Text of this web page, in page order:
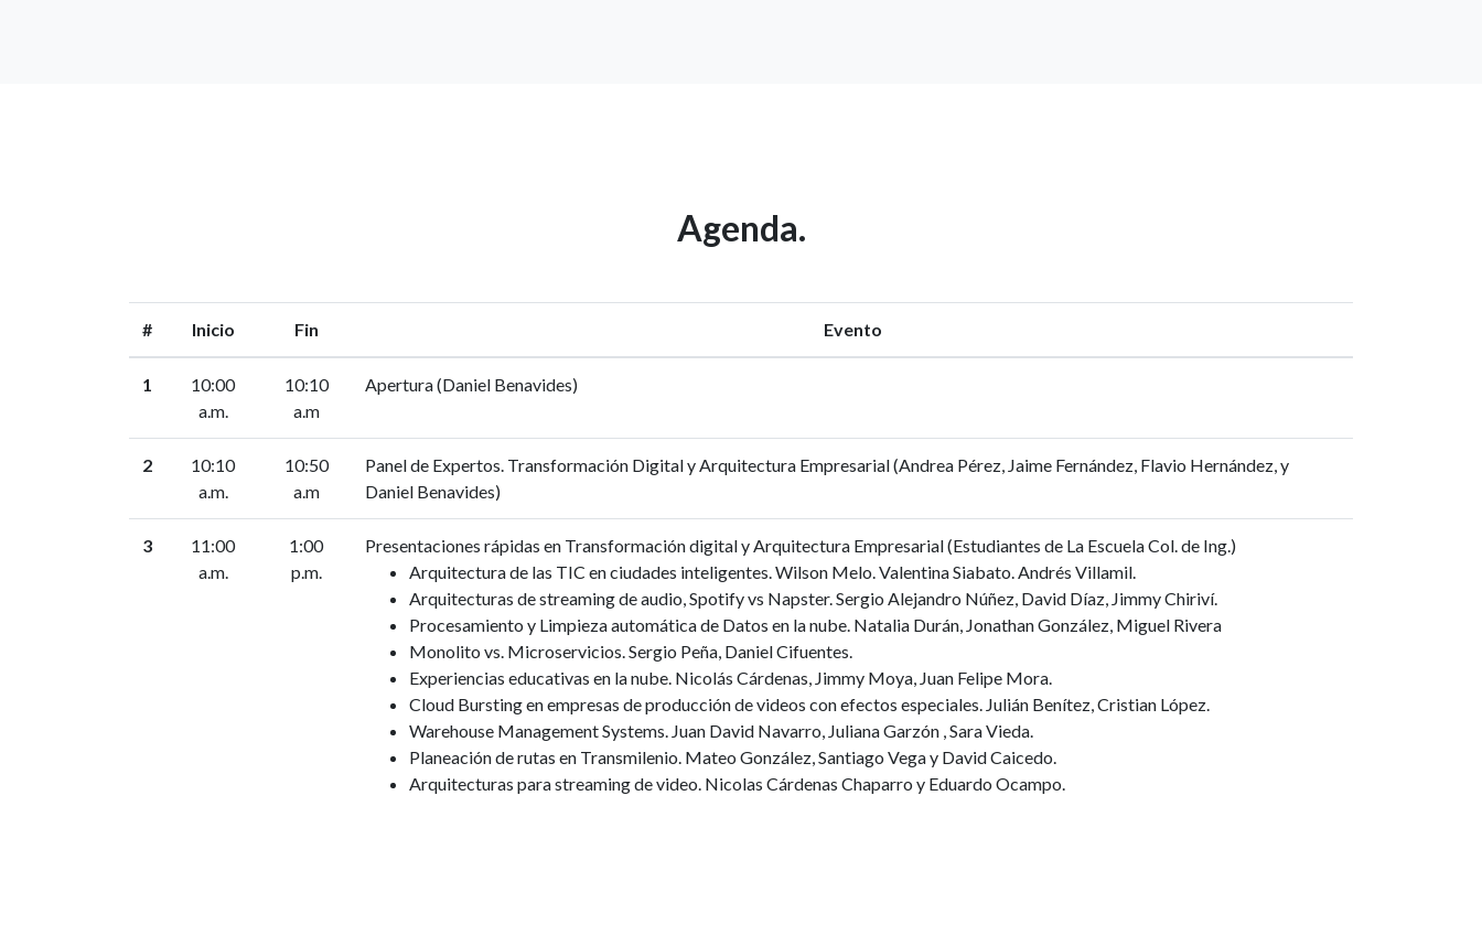
Agenda.
# Inicio Fin Evento
1
10:00
a.m.
10:10
a.m
Apertura (Daniel Benavides)
2
10:10
a.m.
10:50
a.m
Panel de Expertos. Transformación Digital y Arquitectura Empresarial (Andrea Pérez, Jaime Fernández, Flavio Hernández, y
Daniel Benavides)
3
11:00
a.m.
1:00
p.m.
Presentaciones rápidas en Transformación digital y Arquitectura Empresarial (Estudiantes de La Escuela Col. de Ing.)
Arquitectura de las TIC en ciudades inteligentes. Wilson Melo. Valentina Siabato. Andrés Villamil.
Arquitecturas de streaming de audio, Spotify vs Napster. Sergio Alejandro Núñez, David Díaz, Jimmy Chiriví.
Procesamiento y Limpieza automática de Datos en la nube. Natalia Durán, Jonathan González, Miguel Rivera
Monolito vs. Microservicios. Sergio Peña, Daniel Cifuentes.
Experiencias educativas en la nube. Nicolás Cárdenas, Jimmy Moya, Juan Felipe Mora.
Cloud Bursting en empresas de producción de videos con efectos especiales. Julián Benítez, Cristian López.
Warehouse Management Systems. Juan David Navarro, Juliana Garzón , Sara Vieda.
Planeación de rutas en Transmilenio. Mateo González, Santiago Vega y David Caicedo.
Arquitecturas para streaming de video. Nicolas Cárdenas Chaparro y Eduardo Ocampo.